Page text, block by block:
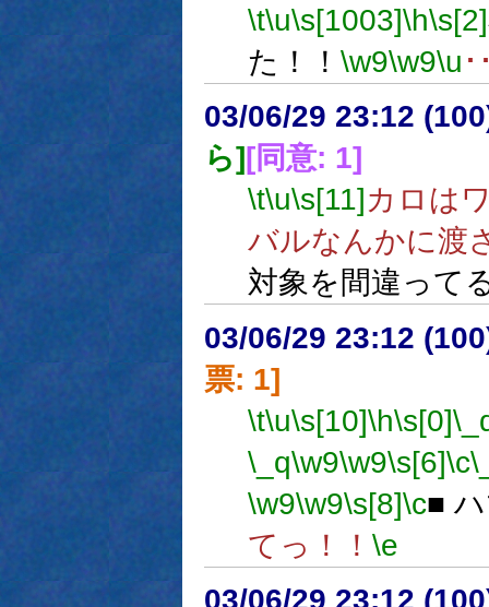
\t\u\s[1003]\h\s[2]
た！！ \w9\w9\u ･
03/06/29 23:12
ら] [同意: 1]
\t\u\s[11] カロは
バルなんかに渡
対象を間違って
03/06/29 23:12
票: 1]
\t\u\s[10]\h\s[0]
\_q\w9\w9\s[6]\c
\w9\w9\s[8]\c■
てっ！！ \e
03/06/29 23:12